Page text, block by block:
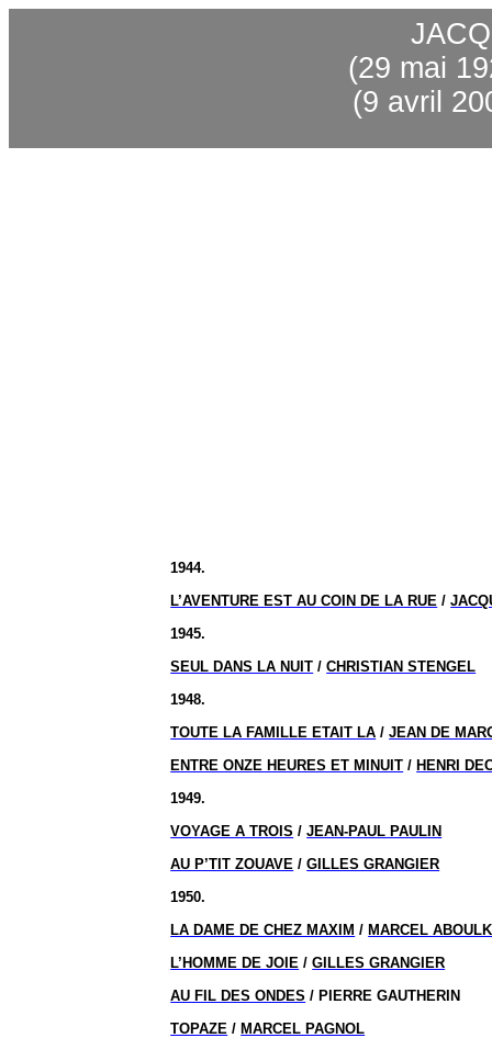
(29 mai
(9 avril
1944.
L’AVENTURE EST AU COIN DE LA RUE /
1945.
SEUL DANS LA NUIT /CHRISTIAN STENGEL
1948.
TOUTE LA FAMILLE ETAIT LA /JEAN DE
ENTRE ONZE HEURES ET MINUIT / HENRI
1949.
VOYAGE A TROIS /JEAN-PAUL PAULIN
AU P’TIT ZOUAVE /GILLES GRANGIER
1950.
LA DAME DE CHEZ MAXIM / MARCEL
L’HOMME DE JOIE /GILLES GRANGIER
AU FIL DES ONDES / PIERRE GAUTHERIN
TOPAZE / MARCEL PAGNOL